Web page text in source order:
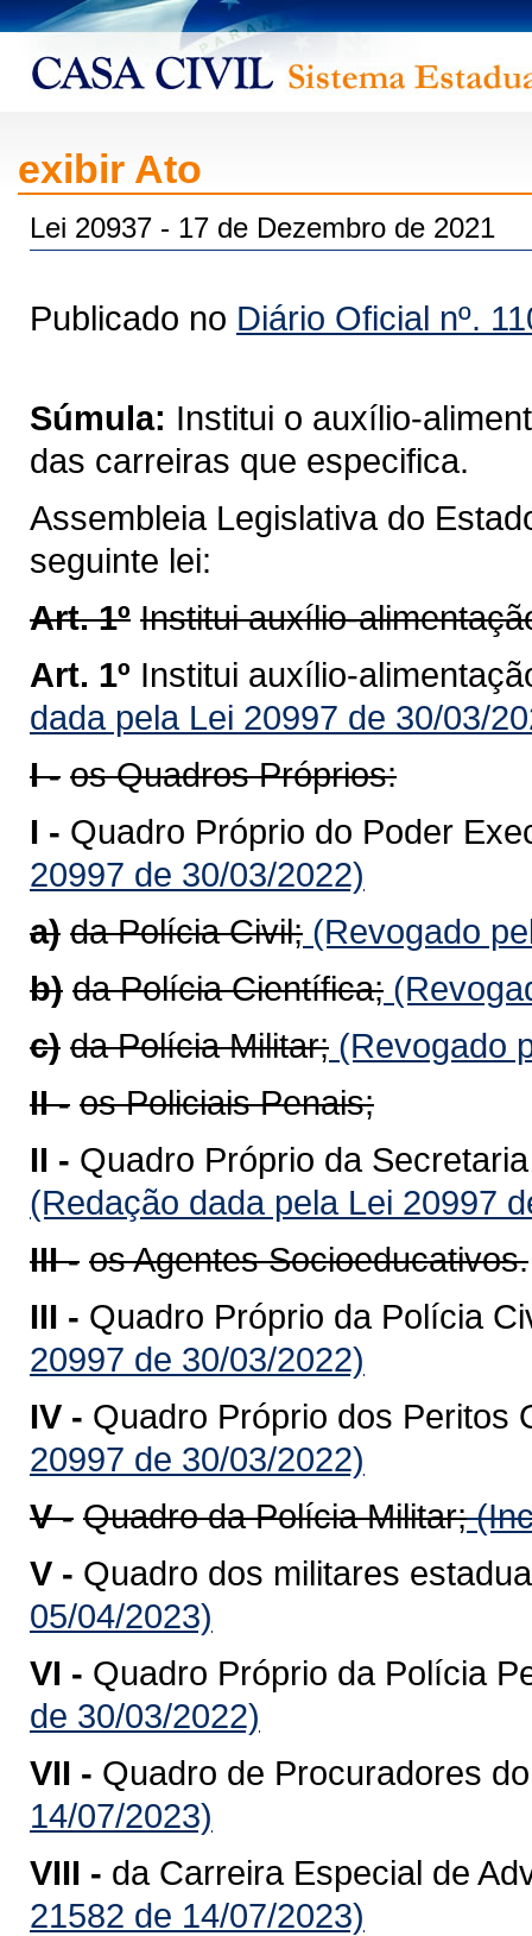
exibir Ato
Lei 20937 - 17 de Dezembro de 2021
Publicado no Diário Oficial nº.
Súmula: Institui o auxílio-
das carreiras que especifica.
Assembleia Legislativa do
seguinte lei:
Art. 1º Institui auxílio-
Art. 1º Institui auxílio-
dada pela Lei 20997 de 30/03/
I - os Quadros Próprios:
I - Quadro Próprio do Poder
20997 de 30/03/2022)
a) da Polícia Civil; (Revogado
b) da Polícia Científica;
c) da Polícia Militar; (Revogado
II - os Policiais Penais;
II - Quadro Próprio da
(Redação dada pela Lei 20997
III - os Agentes Socioeducativos.
III - Quadro Próprio da Polícia
20997 de 30/03/2022)
IV - Quadro Próprio dos Peritos
20997 de 30/03/2022)
V - Quadro da Polícia Militar;
V - Quadro dos militares
05/04/2023)
VI - Quadro Próprio da Polícia
de 30/03/2022)
VII - Quadro de Procuradores
14/07/2023)
VIII - da Carreira Especial de
21582 de 14/07/2023)